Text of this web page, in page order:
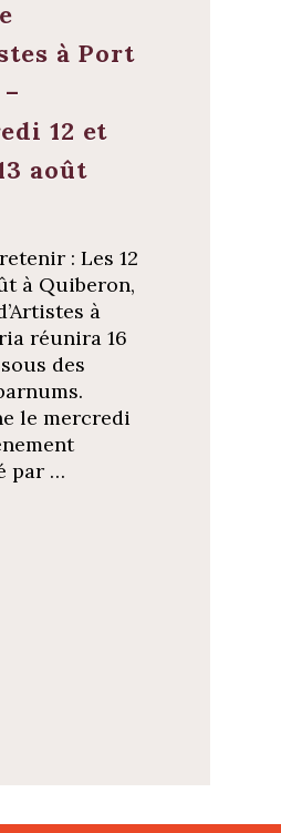
à Port
12 et
août
: Les 12
à Quiberon,
à
réunira 16
des
le mercredi
par …